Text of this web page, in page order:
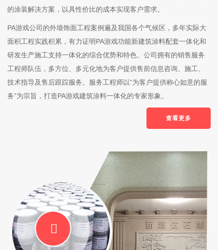
的涂装解决方案，以具性价比的成本实现客户需求。
PA游戏公司的外墙饰面工程案例遍及我国各个气候区，多年实际大
面积工程实践积累，有力证明PA游戏功能新建筑涂料配套一体化和
研发生产施工支持一体化的综合优势和特色。公司拥有的销售服务
工程师队伍，多方位、多元化地为客户提供售前信息咨询、施工、
技术指导及售后跟踪服务。服务工程师以“为客户提供称心如意的服
务”为宗旨，打造PA游戏建筑涂料一体化的专家形象。
查看更多